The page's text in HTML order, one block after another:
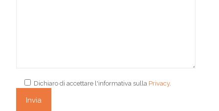
Dichiaro di accettare l'informativa sulla Privacy.